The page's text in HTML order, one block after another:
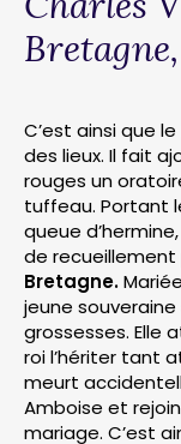
C’est ainsi que le
des lieux. Il fait
rouges un
tuffeau. Portant
queue
de recueillement
Bretagne.
jeune
grossesses. Elle
roi l’hériter tant
meurt
Amboise et
mariage. C’est